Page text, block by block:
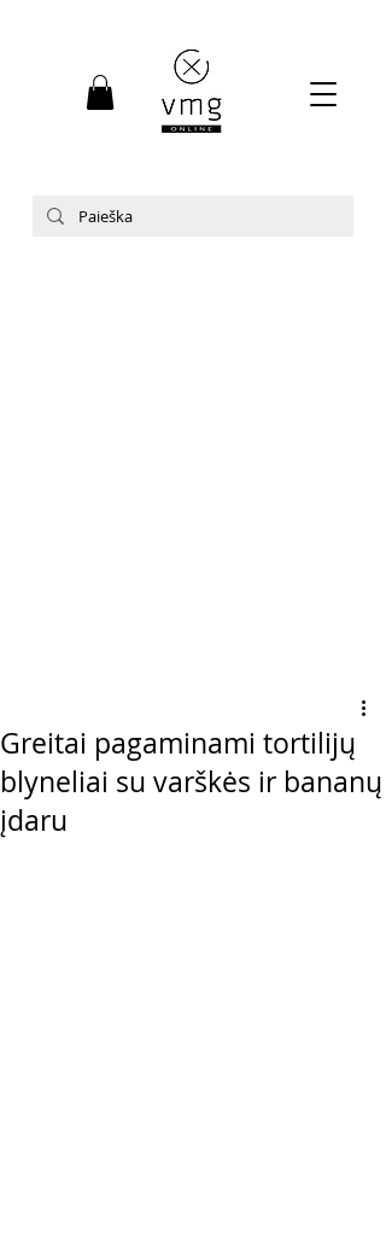
Greitai pagaminami tortilijų
blyneliai su varškės ir bananų
įdaru